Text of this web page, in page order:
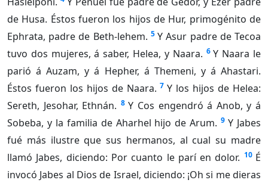
de Husa. Éstos fueron los hijos de Hur, primogénito de
Ephrata, padre de Beth-lehem. 5 Y Asur padre de Tecoa
tuvo dos mujeres, á saber, Helea, y Naara. 6 Y Naara le
parió á Auzam, y á Hepher, á Themeni, y á Ahastari.
Éstos fueron los hijos de Naara. 7 Y los hijos de Helea:
Sereth, Jesohar, Ethnán. 8 Y Cos engendró á Anob, y á
Sobeba, y la familia de Aharhel hijo de Arum. 9 Y Jabes
fué más ilustre que sus hermanos, al cual su madre
llamó Jabes, diciendo: Por cuanto le parí en dolor. 10 É
invocó Jabes al Dios de Israel, diciendo: ¡Oh si me dieras